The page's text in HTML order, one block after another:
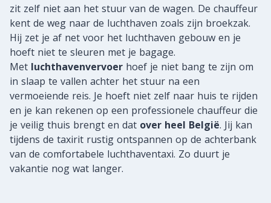
zit zelf niet aan het stuur van de wagen. De chauffeur
kent de weg naar de luchthaven zoals zijn broekzak.
Hij zet je af net voor het luchthaven gebouw en je
hoeft niet te sleuren met je bagage.
Met luchthavenvervoer hoef je niet bang te zijn om
in slaap te vallen achter het stuur na een
vermoeiende reis. Je hoeft niet zelf naar huis te rijden
en je kan rekenen op een professionele chauffeur die
je veilig thuis brengt en dat over heel België. Jij kan
tijdens de taxirit rustig ontspannen op de achterbank
van de comfortabele luchthaventaxi. Zo duurt je
vakantie nog wat langer.